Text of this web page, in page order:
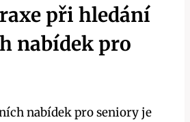
při hledání
nabídek pro
nabídek pro seniory je